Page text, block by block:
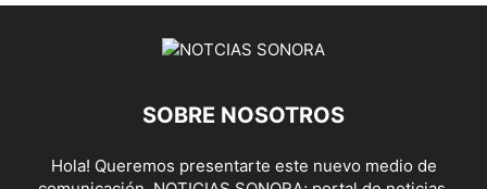
SOBRE NOSOTROS
Hola! Queremos presentarte este nuevo medio de